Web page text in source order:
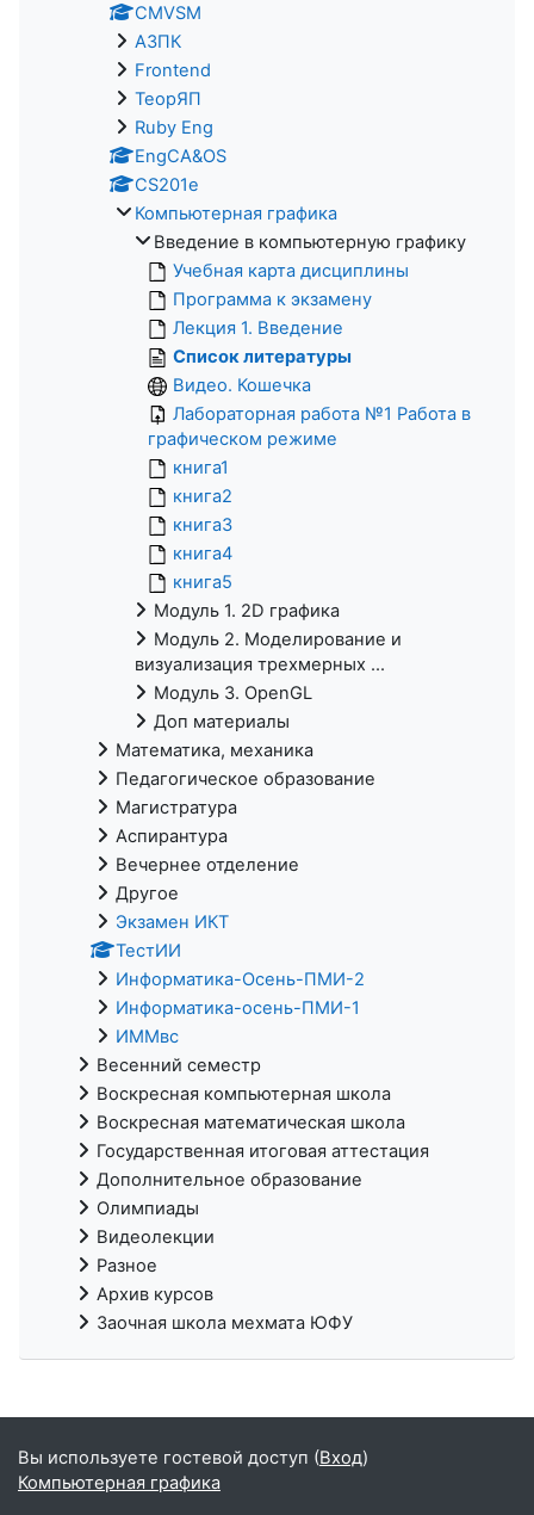
CMVSM
АЗПК
Frontend
ТеорЯП
Ruby Eng
EngCA&OS
CS201e
Компьютерная графика
Введение в компьютерную графику
Учебная карта дисциплины
Программа к экзамену
Лекция 1. Введение
Список литературы
Видео. Кошечка
Лабораторная работа №1 Работа в
графическом режиме
книга1
книга2
книга3
книга4
книга5
Модуль 1. 2D графика
Модуль 2. Моделирование и
визуализация трехмерных ...
Модуль 3. OpenGL
Доп материалы
Математика, механика
Педагогическое образование
Магистратура
Аспирантура
Вечернее отделение
Другое
Экзамен ИКТ
ТестИИ
Информатика-Осень-ПМИ-2
Информатика-осень-ПМИ-1
ИММвс
Весенний семестр
Воскресная компьютерная школа
Воскресная математическая школа
Государственная итоговая аттестация
Дополнительное образование
Олимпиады
Видеолекции
Разное
Архив курсов
Заочная школа мехмата ЮФУ
Вы используете гостевой доступ (Вход)
Компьютерная графика